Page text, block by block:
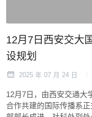
12月7日西安交大
设规划
2025 年 07 月 24 日
12月7日，由西安交通大
合作共建的国际传播系